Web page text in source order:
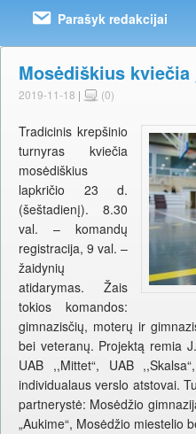
Parašyk redakcijai
Mosėdiškius
2019-11-18 | (0)
Tradicinis krepšinio
turnyras kviečia
mosėdiškius
lapkričio 23 d.
(šeštadienį). 8.30
val. – komandų
registracija, 9 val. –
žaidynių
atidarymas. Žais
tokios komandos:
gimnazisčių, moterų ir
bei veteranų. Projektą remia
UAB ,,Mittet“, UAB
individualaus verslo atstovai.
partnerystė: Mosėdžio
„Aukime“, Mosėdžio miestelio